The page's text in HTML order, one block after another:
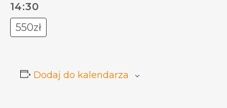
14:30
550zł
Dodaj do kalendarza